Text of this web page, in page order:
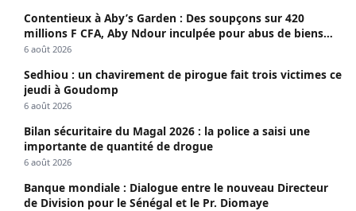
Contentieux à Aby’s Garden : Des soupçons sur 420
millions F CFA, Aby Ndour inculpée pour abus de biens
sociaux
6 août 2026
Sedhiou : un chavirement de pirogue fait trois victimes ce
jeudi à Goudomp
6 août 2026
Bilan sécuritaire du Magal 2026 : la police a saisi une
importante de quantité de drogue
6 août 2026
Banque mondiale : Dialogue entre le nouveau Directeur
de Division pour le Sénégal et le Pr. Diomaye